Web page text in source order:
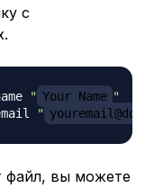
с
" Your Name "
"
файл, вы можете